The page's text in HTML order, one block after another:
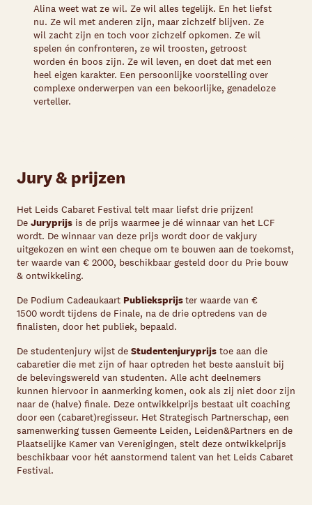
Alina weet wat ze wil. Ze wil alles tegelijk. En het liefst
nu. Ze wil met anderen zijn, maar zichzelf blijven. Ze
wil zacht zijn en toch voor zichzelf opkomen. Ze wil
spelen én confronteren, ze wil troosten, getroost
worden én boos zijn. Ze wil leven, en doet dat met een
heel eigen karakter. Een persoonlijke voorstelling over
complexe onderwerpen van een bekoorlijke, genadeloze
verteller.
Jury & prijzen
Het Leids Cabaret Festival telt maar liefst drie prijzen!
De Juryprijs is de prijs waarmee je dé winnaar van het LCF
wordt. De winnaar van deze prijs wordt door de vakjury
uitgekozen en wint een cheque om te bouwen aan de toekomst,
ter waarde van € 2000, beschikbaar gesteld door du Prie bouw
& ontwikkeling.
De Podium Cadeaukaart Publieksprijster waarde van €
1500 wordt tijdens de Finale, na de drie optredens van de
finalisten, door het publiek, bepaald.
De studentenjury wijst de Studentenjuryprijs toe aan die
cabaretier die met zijn of haar optreden het beste aansluit bij
de belevingswereld van studenten. Alle acht deelnemers
kunnen hiervoor in aanmerking komen, ook als zij niet door zijn
naar de (halve) finale. Deze ontwikkelprijs bestaat uit coaching
door een (cabaret)regisseur. Het Strategisch Partnerschap, een
samenwerking tussen Gemeente Leiden, Leiden&Partners en de
Plaatselijke Kamer van Verenigingen, stelt deze ontwikkelprijs
beschikbaar voor hét aanstormend talent van het Leids Cabaret
Festival.